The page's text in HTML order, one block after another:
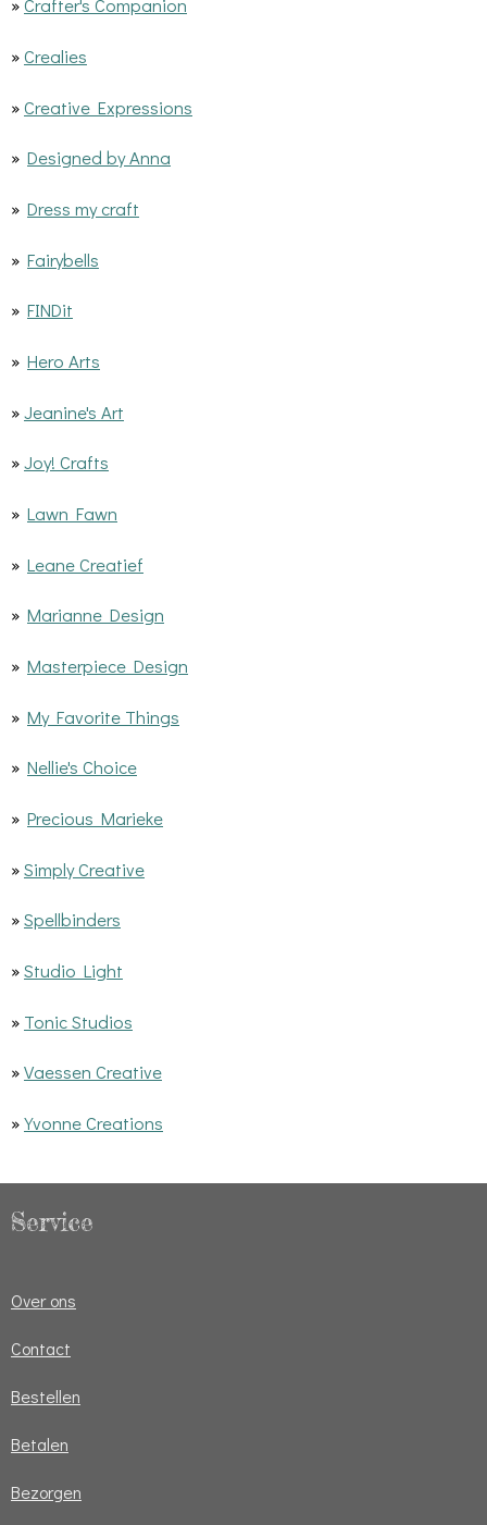
»Crafter's Companion
»Crealies
»Creative Expressions
» Designed by Anna
» Dress my craft
» Fairybells
» FINDit
» Hero Arts
»Jeanine's Art
»Joy! Crafts
» Lawn Fawn
» Leane Creatief
» Marianne Design
» Masterpiece Design
» My Favorite Things
» Nellie's Choice
» Precious Marieke
»Simply Creative
»Spellbinders
»Studio Light
» Tonic Studios
»Vaessen Creative
»Yvonne Creations
Service
Over ons
Contact
Bestellen
Betalen
Bezorgen